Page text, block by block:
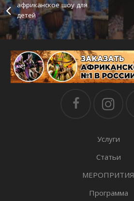
африканское шоу для
детей
Услуги
Статьи
МЕРОПРИТИЯ
Программа